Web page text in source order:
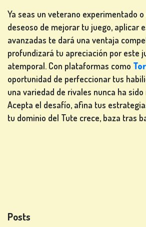
Ya seas un veterano experimentado
deseoso de mejorar tu juego, aplicar
avanzadas te dará una ventaja
profundizará tu apreciación por este
atemporal. Con plataformas como
oportunidad de perfeccionar tus
una variedad de rivales nunca ha
Acepta el desafío, afina tus
tu dominio del Tute crece, baza tras
Posts